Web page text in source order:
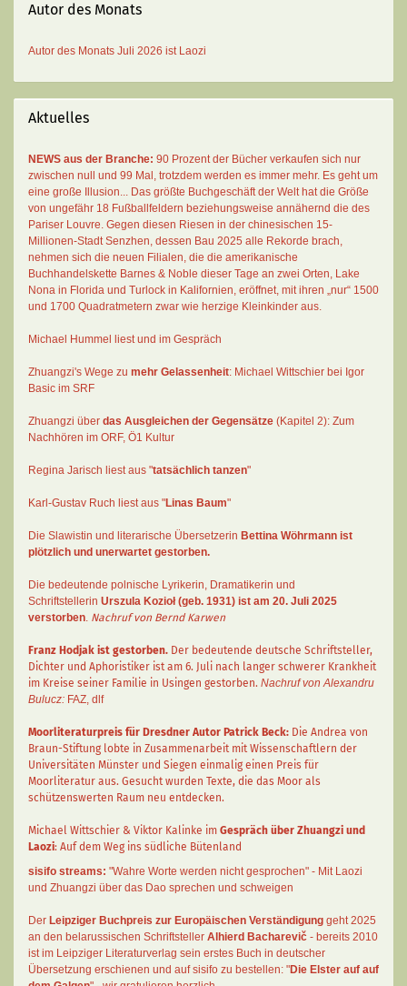
Autor des Monats
Autor des Monats Juli 2026 ist Laozi
Aktuelles
NEWS aus der Branche: 90 Prozent der Bücher verkaufen sich nur
zwischen null und 99 Mal , trotzdem werden es immer mehr. Es geht um
eine große Illusion... Das größte Buchgeschäft der Welt hat die Größe
von ungefähr 18 Fußballfeldern beziehungsweise annähernd die des
Pariser Louvre. Gegen diesen Riesen in der chinesischen 15-
Millionen-Stadt Senzhen, dessen Bau 2025 alle Rekorde brach,
nehmen sich die neuen Filialen, die die amerikanische
Buchhandelskette Barnes & Noble dieser Tage an zwei Orten, Lake
Nona in Florida und Turlock in Kalifornien, eröffnet, mit ihren „nur“ 1500
und 1700 Quadratmetern zwar wie herzige Kleinkinder aus.
Michael Hummel liest und im Gespräch
Zhuangzi's Wege zu mehr Gelassenheit: Michael Wittschier bei Igor
Basic im SRF
Zhuangzi über das Ausgleichen der Gegensätze (Kapitel 2): Zum
Nachhören im ORF, Ö1 Kultur
Regina Jarisch liest aus "tatsächlich tanzen"
Karl-Gustav Ruch liest aus "Linas Baum"
Die Slawistin und literarische Übersetzerin Bettina Wöhrmann ist
plötzlich und unerwartet gestorben.
Die bedeutende polnische Lyrikerin, Dramatikerin und
Schriftstellerin Urszula Kozioł (geb. 1931) ist am 20. Juli 2025
verstorben. Nachruf von Bernd Karwen
Franz Hodjak ist gestorben. Der bedeutende deutsche Schriftsteller,
Dichter und Aphoristiker ist am 6. Juli nach langer schwerer Krankheit
im Kreise seiner Familie in Usingen gestorben. Nachruf von Alexandru
Bulucz: FAZ, dlf
Moorliteraturpreis für Dresdner Autor Patrick Beck: Die Andrea von
Braun-Stiftung lobte in Zusammenarbeit mit Wissenschaftlern der
Universitäten Münster und Siegen einmalig einen Preis für
Moorliteratur aus. Gesucht wurden Texte, die das Moor als
schützenswerten Raum neu entdecken.
Michael Wittschier & Viktor Kalinke im Gespräch über Zhuangzi und
Laozi: Auf dem Weg ins südliche Bütenland
sisifo streams: "Wahre Worte werden nicht gesprochen" - Mit Laozi
und Zhuangzi über das Dao sprechen und schweigen
Der Leipziger Buchpreis zur Europäischen Verständigung geht 2025
an den belarussischen Schriftsteller Alhierd Bacharevič - bereits 2010
ist im Leipziger Literaturverlag sein erstes Buch in deutscher
Übersetzung erschienen und auf sisifo zu bestellen: "Die Elster auf auf